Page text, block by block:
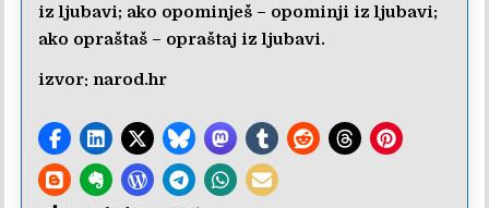
iz ljubavi; ako opominješ – opominji iz ljubavi;
ako opraštaš – opraštaj iz ljubavi.
izvor:narod.hr